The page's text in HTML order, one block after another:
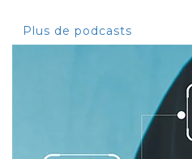
Plus de podcasts